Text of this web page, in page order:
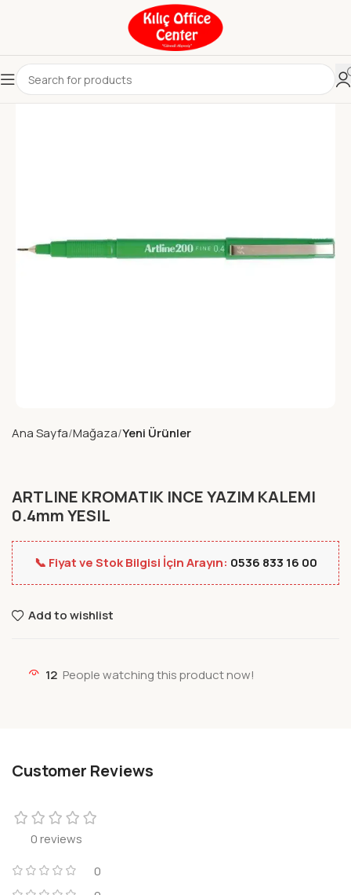
Ana Sayfa Mağaza Yeni Ürünler
ARTLINE KROMATIK INCE YAZIM KALEMI
0.4mm YESIL
📞 Fiyat ve Stok Bilgisi İçin Arayın: 0536 833 16 00
Add to wishlist
12 People watching this product now!
Customer Reviews
0 reviews
0